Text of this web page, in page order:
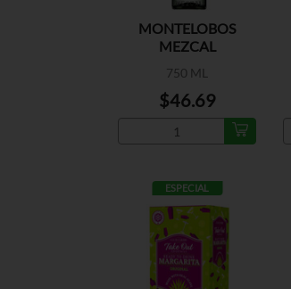
MONTELOBOS
MEZCAL
750 ML
$46.69
ESPECIAL